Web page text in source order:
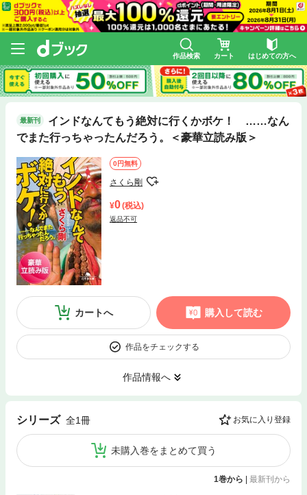
作品検索 カート はじめての方へ
最新刊
インドなんてもう絶対に行くかボケ！ ……なん
でまた行っちゃったんだろう。＜豪華立読み版＞
0円無料
さくら剛
0(税込)
返品不可
カートへ 購入して読む
作品をチェックする
作品情報へ
シリーズ 全1冊 お気に入り登録
未購入巻をまとめて買う
1巻から 最新刊から